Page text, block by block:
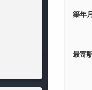
築年月
最寄